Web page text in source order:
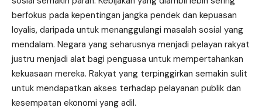
berfokus pada kepentingan jangka pendek dan kepuasan
loyalis, daripada untuk menanggulangi masalah sosial yang
mendalam. Negara yang seharusnya menjadi pelayan rakyat
justru menjadi alat bagi penguasa untuk mempertahankan
kekuasaan mereka. Rakyat yang terpinggirkan semakin sulit
untuk mendapatkan akses terhadap pelayanan publik dan
kesempatan ekonomi yang adil.